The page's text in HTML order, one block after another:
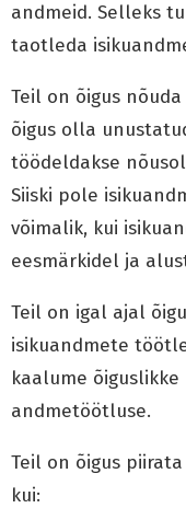
andmeid. Selleks
taotleda
Teil on õigus
õigus olla
töödeldakse
Siiski pole
võimalik, kui
eesmärkidel ja
Teil on igal ajal
isikuandmete
kaalume
andmetöötluse.
Teil on õigus
kui: